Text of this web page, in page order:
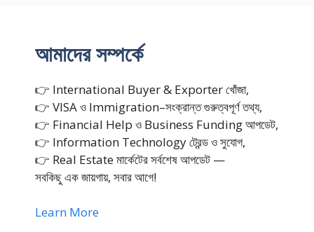
আমাদের সম্পর্কে
👉 International Buyer & Exporter খোঁজা,
👉 VISA ও Immigration–সংক্রান্ত গুরুত্বপূর্ণ তথ্য,
👉 Financial Help ও Business Funding আপডেট,
👉 Information Technology ট্রেন্ড ও সুযোগ,
👉 Real Estate মার্কেটের সর্বশেষ আপডেট —
সবকিছু এক জায়গায়, সবার আগে!
Learn More